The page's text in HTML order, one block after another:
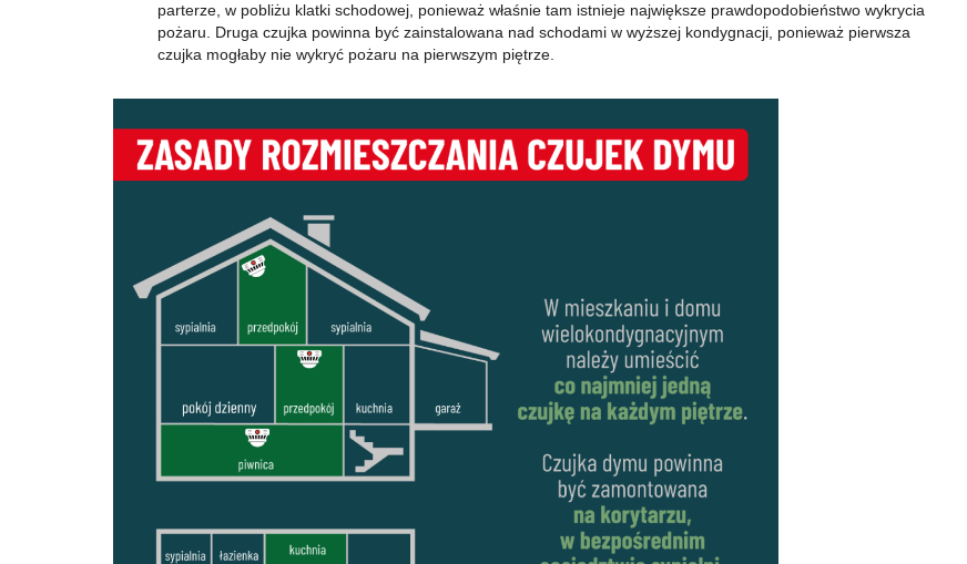
parterze, w pobliżu klatki schodowej, ponieważ właśnie tam istnieje największe prawdopodobieństwo wykrycia
pożaru. Druga czujka powinna być zainstalowana nad schodami w wyższej kondygnacji, ponieważ pierwsza
czujka mogłaby nie wykryć pożaru na pierwszym piętrze.